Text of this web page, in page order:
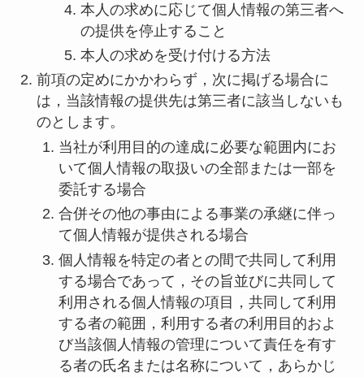
本人の求めに応じて個人情報の第三者へ
の提供を停止すること
本人の求めを受け付ける方法
前項の定めにかかわらず，次に掲げる場合に
は，当該情報の提供先は第三者に該当しないも
のとします。
当社が利用目的の達成に必要な範囲内にお
いて個人情報の取扱いの全部または一部を
委託する場合
合併その他の事由による事業の承継に伴っ
て個人情報が提供される場合
個人情報を特定の者との間で共同して利用
する場合であって，その旨並びに共同して
利用される個人情報の項目，共同して利用
する者の範囲，利用する者の利用目的およ
び当該個人情報の管理について責任を有す
る者の氏名または名称について，あらかじ